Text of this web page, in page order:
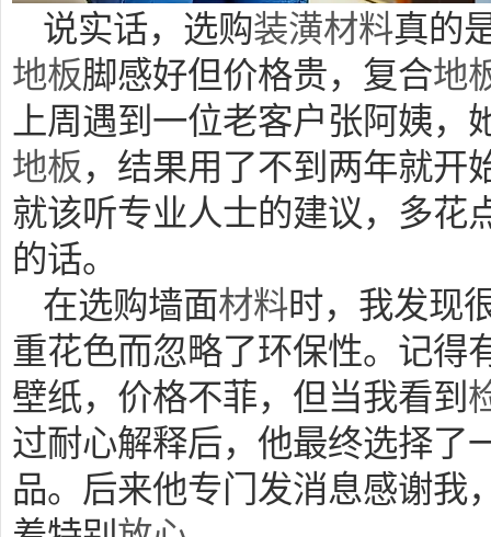
说实话，选购装潢材料真的
地板脚感好但价格贵，复合地
上周遇到一位老客户张阿姨，
地板，结果用了不到两年就开
就该听专业人士的建议，多花
的话。
在选购墙面材料时，我发现
重花色而忽略了环保性。记得
壁纸，价格不菲，但当我看到
过耐心解释后，他最终选择了
品。后来他专门发消息感谢我